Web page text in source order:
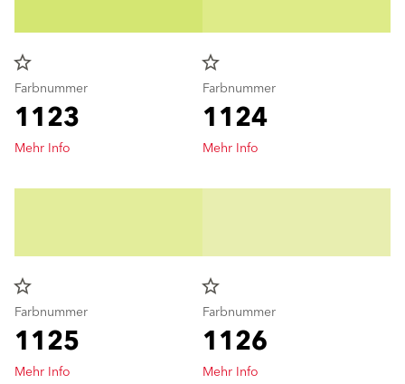
star_border
Farbnummer
1123
Mehr Info
star_border
Farbnummer
1124
Mehr Info
star_border
Farbnummer
1125
Mehr Info
star_border
Farbnummer
1126
Mehr Info